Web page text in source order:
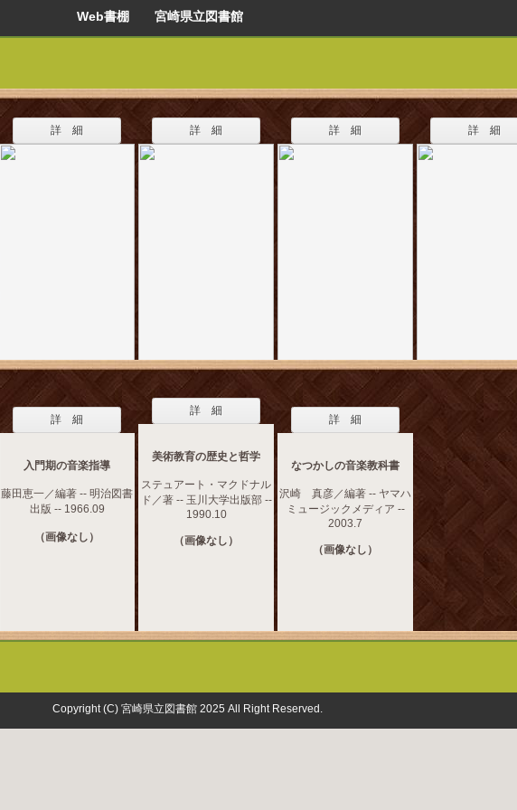
Web書棚 宮崎県立図書館
詳 細 詳 細 詳 細 詳 細
詳 細
入門期の音楽指導
藤田恵一／編著 -- 明治図書
出版 -- 1966.09
（画像なし）
詳 細
美術教育の歴史と哲学
ステュアート・マクドナル
ド／著 -- 玉川大学出版部 --
1990.10
（画像なし）
詳 細
なつかしの音楽教科書
沢崎 真彦／編著 -- ヤマハ
ミュージックメディア --
2003.7
（画像なし）
Copyright (C) 宮崎県立図書館 2025 All Right Reserved.